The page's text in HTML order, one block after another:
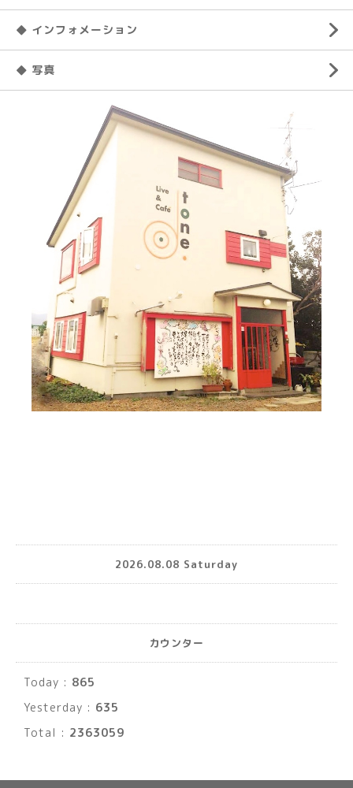
◆ インフォメーション
◆ 写真
2026.08.08 Saturday
カウンター
Today : 865
Yesterday : 635
Total : 2363059